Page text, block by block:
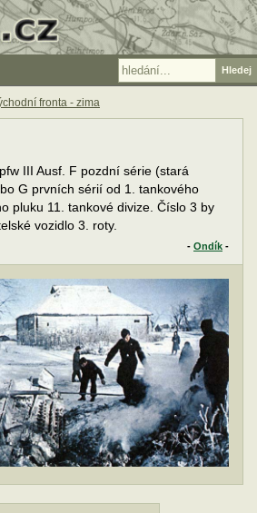
III Ausf. F pozdní série (stará
G prvních sérií od 1. tankového
pluku 11. tankové divize. Číslo 3 by
vozidlo 3. roty.
- Ondík -
fronta - zima